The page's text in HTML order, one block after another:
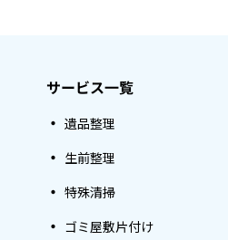
サービス一覧
遺品整理
生前整理
特殊清掃
ゴミ屋敷片付け